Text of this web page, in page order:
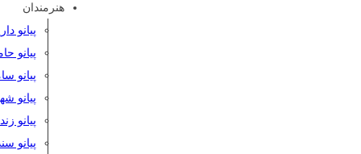
هنرمندان
پیانو
پیانو
پیانو
پیانو
پیانو
پیانو